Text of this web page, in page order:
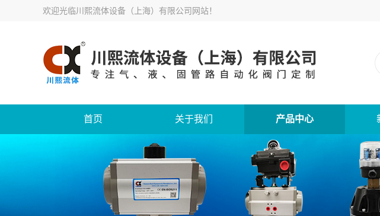
欢迎光临川熙流体设备（上海）有限公司网站！
首页 关于我们 产品中心